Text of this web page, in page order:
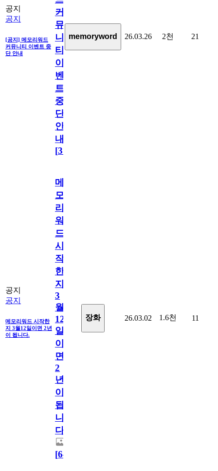
공지
공지
[공지] 메모리워드
커뮤니티 이벤트 중
단 안내
커
뮤
니
티
이
벤
트
중
단
안
내
[31
memoryword 26.03.26 2천 21
공지
공지
메모리워드 시작한
지 3월12일이면 2년
이 됩니다.
메
모
리
워
드
시
작
한
지
3
월
12
일
이
면
2
년
이
됩
니
다.
[64
장화 26.03.02 1.6천 11